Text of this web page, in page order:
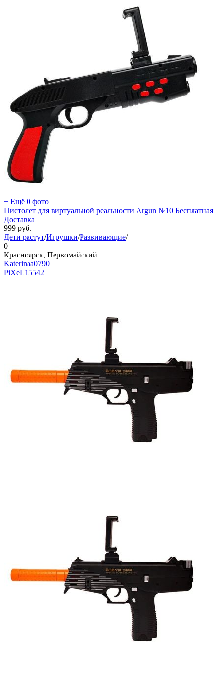
+ Ещё 0 фото
Пистолет для виртуальной реальности Argun №10 Бесплатная
Доставка
999 руб.
Дети растут/Игрушки/Развивающие/
0
Красноярск, Первомайский
Katerinaa0790
PiXeL15542